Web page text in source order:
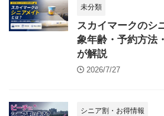
未分類
スカイマークのシ
象年齢・予約方法
が解説
2026/7/27
シニア割・お得情報